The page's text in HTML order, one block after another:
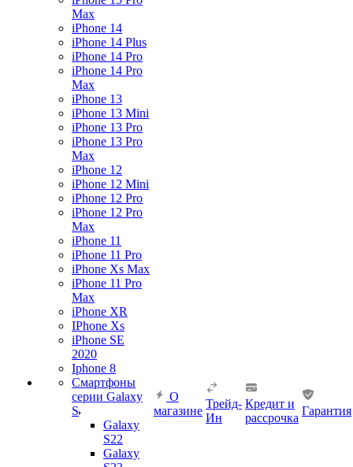
Max
iPhone 14
iPhone 14 Plus
iPhone 14 Pro
iPhone 14 Pro
Max
iPhone 13
iPhone 13 Mini
iPhone 13 Pro
iPhone 13 Pro
Max
iPhone 12
iPhone 12 Mini
iPhone 12 Pro
iPhone 12 Pro
Max
iPhone 11
iPhone 11 Pro
iPhone Xs Max
iPhone 11 Pro
Max
iPhone XR
IPhone Xs
iPhone SE
2020
Iphone 8
Смартфоны
серии Galaxy
S
Galaxy
S22
Galaxy
О
магазине
Трейд-
Ин
Кредит и
рассрочка
Гарантия